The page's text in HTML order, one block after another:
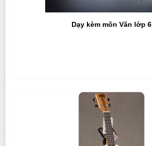
Dạy kèm môn Văn lớp 6